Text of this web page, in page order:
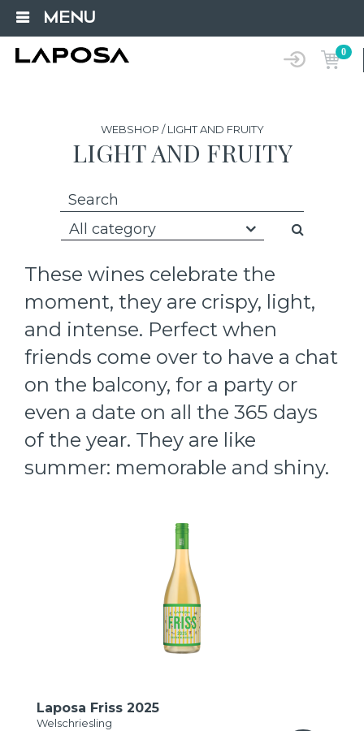
MENU
0
WEBSHOP / LIGHT AND FRUITY
LIGHT AND FRUITY
All category
These wines celebrate the
moment, they are crispy, light,
and intense. Perfect when
friends come over to have a chat
on the balcony, for a party or
even a date on all the 365 days
of the year. They are like
summer: memorable and shiny.
Laposa Friss 2025
Welschriesling